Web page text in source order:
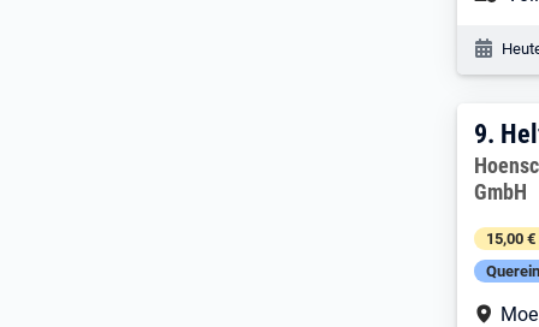
9.
9.
GmbH
15,00